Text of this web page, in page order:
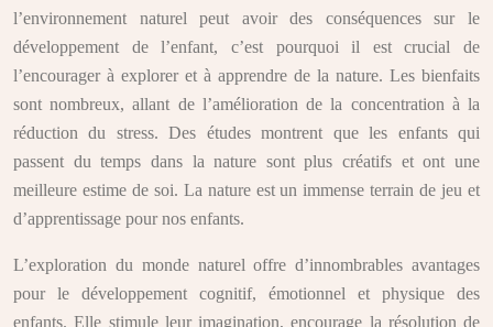
l’environnement naturel peut avoir des conséquences sur le
développement de l’enfant, c’est pourquoi il est crucial de
l’encourager à explorer et à apprendre de la nature. Les bienfaits
sont nombreux, allant de l’amélioration de la concentration à la
réduction du stress. Des études montrent que les enfants qui
passent du temps dans la nature sont plus créatifs et ont une
meilleure estime de soi. La nature est un immense terrain de jeu et
d’apprentissage pour nos enfants.
L’exploration du monde naturel offre d’innombrables avantages
pour le développement cognitif, émotionnel et physique des
enfants. Elle stimule leur imagination, encourage la résolution de